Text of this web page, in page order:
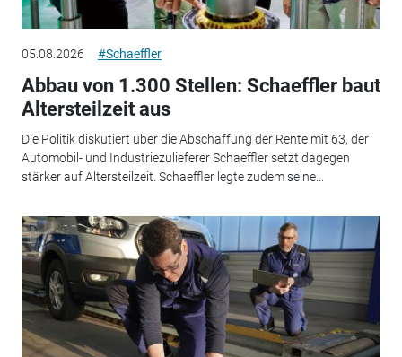
05.08.2026 #Schaeffler
Abbau von 1.300 Stellen: Schaeffler baut
Altersteilzeit aus
Die Politik diskutiert über die Abschaffung der Rente mit 63, der
Automobil- und Industriezulieferer Schaeffler setzt dagegen
stärker auf Altersteilzeit. Schaeffler legte zudem seine...